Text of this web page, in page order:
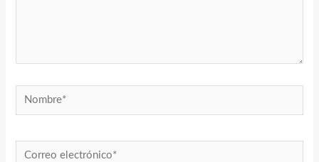
Nombre*
Correo